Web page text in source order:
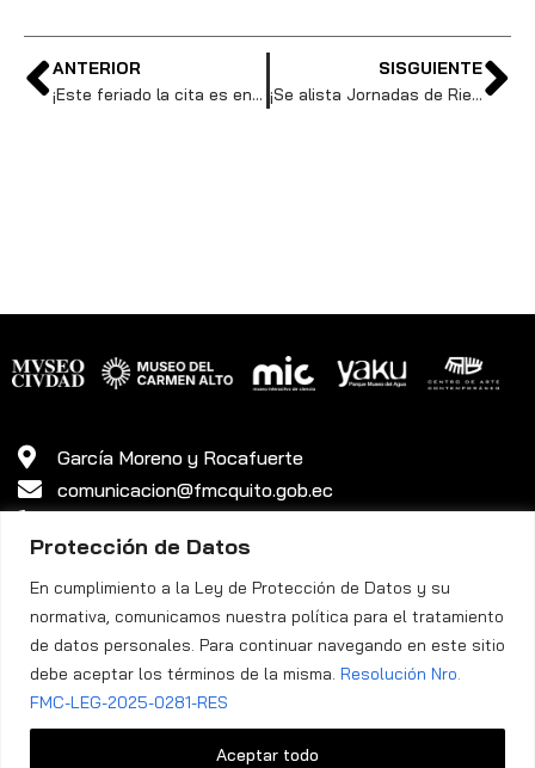
Protección de Datos
En cumplimiento a la Ley de Protección de Datos y su
normativa, comunicamos nuestra política para el tratamiento
de datos personales. Para continuar navegando en este sitio
debe aceptar los términos de la misma. Resolución Nro.
FMC-LEG-2025-0281-RES
Aceptar todo
ANTERIOR
¡Este feriado la cita es en el Museo del Carmen Alto!
SISGUIENTE
¡Se alista Jornadas de Riesgo en el Museo Interactivo de Ciencia!
García Moreno y Rocafuerte
comunicacion@fmcquito.gob.ec
Política de Privacidad
Fundación Museos de la Ciudad Quito ©. Todos los Derechos
Reservados.